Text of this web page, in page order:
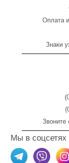
Оплатаи
Знаки
Звоните
Мы в соцсетях